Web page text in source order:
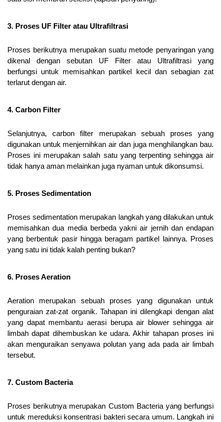
3. Proses UF Filter atau Ultrafiltrasi
Proses berikutnya merupakan suatu metode penyaringan yang
dikenal dengan sebutan UF Filter atau Ultrafiltrasi yang
berfungsi untuk memisahkan partikel kecil dan sebagian zat
terlarut dengan air.
4. Carbon Filter
Selanjutnya, carbon filter merupakan sebuah proses yang
digunakan untuk menjernihkan air dan juga menghilangkan bau.
Proses ini merupakan salah satu yang terpenting sehingga air
tidak hanya aman melainkan juga nyaman untuk dikonsumsi.
5. Proses Sedimentation
Proses sedimentation merupakan langkah yang dilakukan untuk
memisahkan dua media berbeda yakni air jernih dan endapan
yang berbentuk pasir hingga beragam partikel lainnya. Proses
yang satu ini tidak kalah penting bukan?
6. Proses Aeration
Aeration merupakan sebuah proses yang digunakan untuk
penguraian zat-zat organik. Tahapan ini dilengkapi dengan alat
yang dapat membantu aerasi berupa air blower sehingga air
limbah dapat dihembuskan ke udara. Akhir tahapan proses ini
akan menguraikan senyawa polutan yang ada pada air limbah
tersebut.
7. Custom Bacteria
Proses berikutnya merupakan Custom Bacteria yang berfungsi
untuk mereduksi konsentrasi bakteri secara umum. Langkah ini